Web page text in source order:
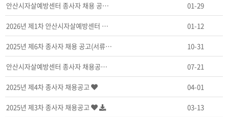
안산시자살예방센터 종사자 채용 공고-수정(육휴대체/정규… 01-29
2026년 제1차 안산시자살예방센터 종사자 채용공고(육… 01-12
2025년 제6차 종사자 채용 공고(서류접수 2025년… 10-31
안산시자살예방센터 종사자 채용공고(서류마감 2025.8… 07-21
2025년 제4차 종사자 채용공고 04-01
2025년 제3차 종사자 채용공고 03-13